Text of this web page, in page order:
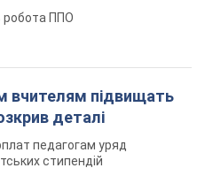
робота ППО
вчителям підвищать
деталі
педагогам уряд
стипендій